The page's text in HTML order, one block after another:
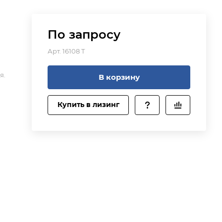
По запросу
Арт. 16108 T
В корзину
Купить в лизинг